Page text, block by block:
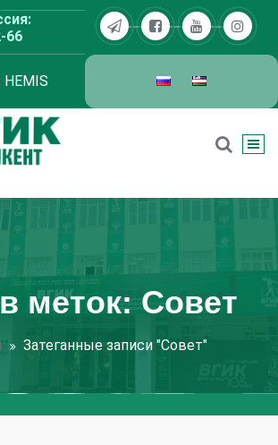
66
меток: Совет
Затеганные записи "Совет"